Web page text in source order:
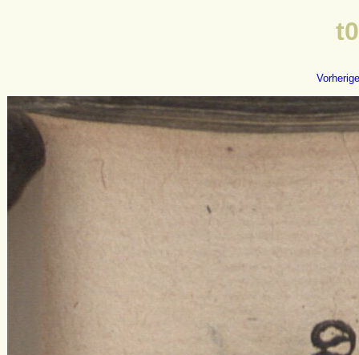
Vorherige